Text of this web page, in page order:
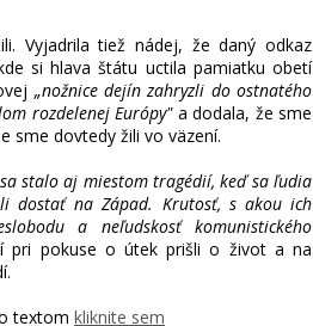
Vyjadrila tiež nádej, že daný odkaz
si hlava štátu uctila pamiatku obetí
„nožnice dejín zahryzli do ostnatého
rozdelenej Európy"a dodala, že sme
sme dovtedy žili vo väzení.
stalo aj miestom tragédií, keď sa ľudia
dostať na Západ. Krutosť, s akou ich
a neľudskosť komunistického
pri pokuse o útek prišli o život a na
textom kliknite sem